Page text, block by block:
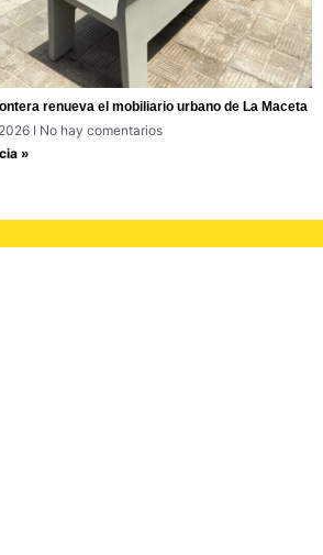
renueva el mobiliario urbano de La Maceta
No hay comentarios
»